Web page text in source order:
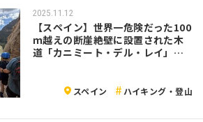
2025.11.12
【スペイン】世界一危険だった100
ｍ越えの断崖絶壁に設置された木
道「カニミート・デル・レイ」を
スペイン ハイキング・登山